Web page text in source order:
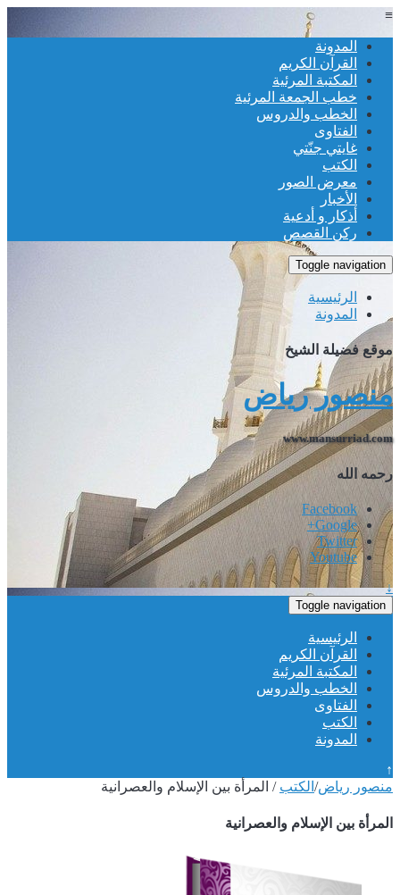
≡
المدونة
القرآن الكريم
المكتبة المرئية
خطب الجمعة المرئية
الخطب والدروس
الفتاوى
غايتي جنّتي
الكتب
معرض الصور
الأخبار
أذكار و أدعية
ركن القصص
Toggle navigation
الرئيسية
المدونة
موقع فضيلة الشيخ
منصور رياض
www.mansurriad.com
رحمه الله
Facebook
Google+
Twitter
Youtube
↓
Toggle navigation
الرئيسية
القرآن الكريم
المكتبة المرئية
الخطب والدروس
الفتاوى
الكتب
المدونة
↑
منصور رياض/ الكتب / المرأة بين الإسلام والعصرانية
المرأة بين الإسلام والعصرانية